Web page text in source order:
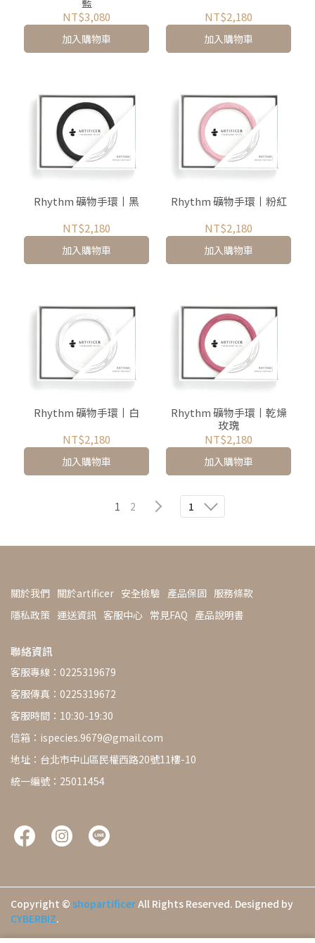
NT$3,080
加入購物車
NT$2,180
加入購物車
Rhythm 礦物手環丨黑
NT$2,180
加入購物車
Rhythm 礦物手環丨粉紅
NT$2,180
加入購物車
Rhythm 礦物手環丨白
NT$2,180
加入購物車
Rhythm 礦物手環丨乾燥
玫瑰
NT$2,180
加入購物車
1 2 1
關於我們 關於artificer 安全檢驗 產品保固 服務條款
隱私政策 運送資訊 客服中心 常見FAQ 產品說明書
聯絡資訊
客服專線：0225319679
客服傳真：0225319672
客服時間：10:30-19:30
信箱： ispecies.9679@gmail.com
地址：台北市中山區民權西路20號11樓-10
統一編號：25011454
Copyright © shopartificerAll Rights Reserved. Designed by
CYBERBIZ.